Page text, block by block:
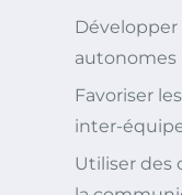
autonomes
Favoriser
inter-
Utiliser des